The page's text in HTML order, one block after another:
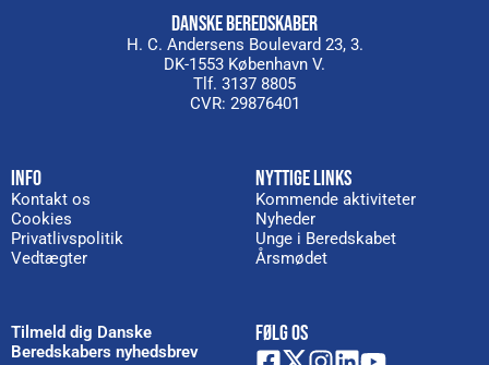
DANSKE BEREDSKABER
H. C. Andersens Boulevard 23, 3.
DK-1553 København V.
Tlf. 3137 8805
CVR: 29876401
INFO
Kontakt os
Cookies
Privatlivspolitik
Vedtægter
NYTTIGE LINKS
Kommende aktiviteter
Nyheder
Unge i Beredskabet
Årsmødet
Tilmeld dig Danske
Beredskabers nyhedsbrev
FØLG OS